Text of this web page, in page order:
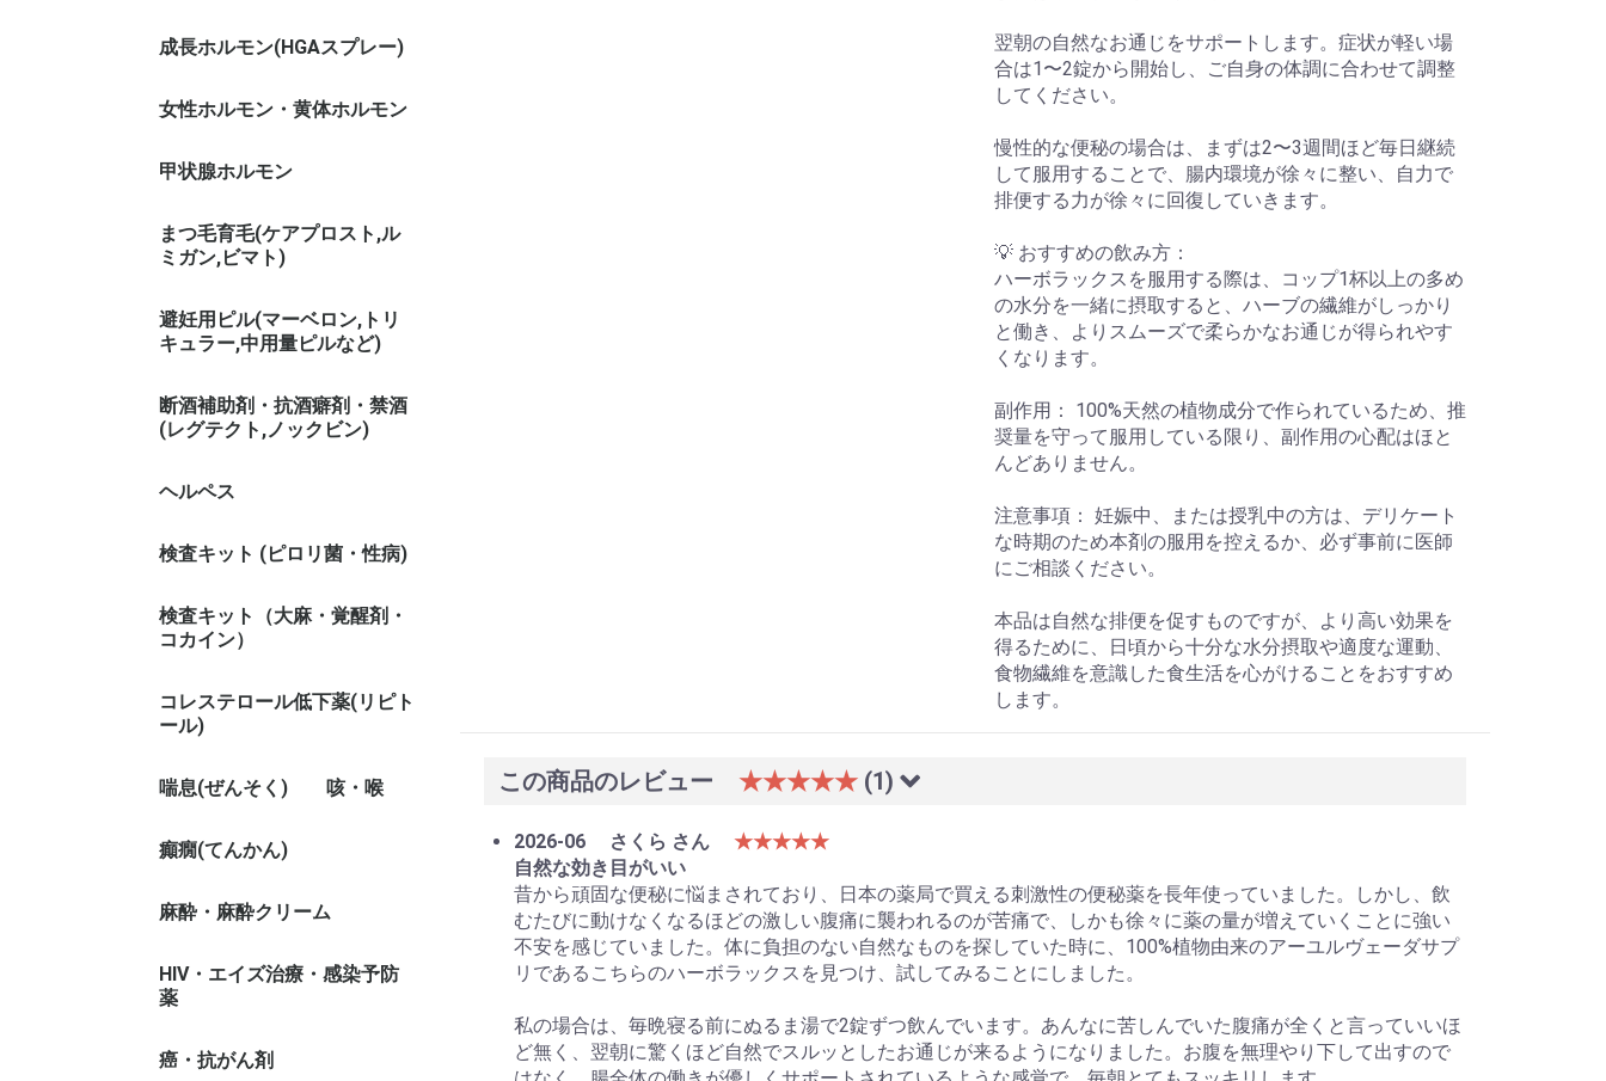
成長ホルモン(HGAスプレー)
女性ホルモン・黄体ホルモン
甲状腺ホルモン
まつ毛育毛(ケアプロスト,ル
ミガン,ビマト)
避妊用ピル(マーベロン,トリ
キュラー,中用量ピルなど)
断酒補助剤・抗酒癖剤・禁酒
(レグテクト,ノックビン)
ヘルペス
検査キット (ピロリ菌・性病)
検査キット（大麻・覚醒剤・
コカイン）
コレステロール低下薬(リピト
ール)
喘息(ぜんそく) 咳・喉
癲癇(てんかん)
麻酔・麻酔クリーム
HIV・エイズ治療・感染予防
薬
癌・抗がん剤
翌朝の自然なお通じをサポートします。症状が軽い場
合は1〜2錠から開始し、ご自身の体調に合わせて調整
してください。
慢性的な便秘の場合は、まずは2〜3週間ほど毎日継続
して服用することで、腸内環境が徐々に整い、自力で
排便する力が徐々に回復していきます。
💡 おすすめの飲み方：
ハーボラックスを服用する際は、コップ1杯以上の多め
の水分を一緒に摂取すると、ハーブの繊維がしっかり
と働き、よりスムーズで柔らかなお通じが得られやす
くなります。
副作用： 100%天然の植物成分で作られているため、推
奨量を守って服用している限り、副作用の心配はほと
んどありません。
注意事項： 妊娠中、または授乳中の方は、デリケート
な時期のため本剤の服用を控えるか、必ず事前に医師
にご相談ください。
本品は自然な排便を促すものですが、より高い効果を
得るために、日頃から十分な水分摂取や適度な運動、
食物繊維を意識した食生活を心がけることをおすすめ
します。
この商品のレビュー ★★★★★ (1)
2026-06 さくら さん
★★★★★
自然な効き目がいい
昔から頑固な便秘に悩まされており、日本の薬局で買える刺激性の便秘薬を長年使っていました。しかし、飲
むたびに動けなくなるほどの激しい腹痛に襲われるのが苦痛で、しかも徐々に薬の量が増えていくことに強い
不安を感じていました。体に負担のない自然なものを探していた時に、100%植物由来のアーユルヴェーダサプ
リであるこちらのハーボラックスを見つけ、試してみることにしました。
私の場合は、毎晩寝る前にぬるま湯で2錠ずつ飲んでいます。あんなに苦しんでいた腹痛が全くと言っていいほ
ど無く、翌朝に驚くほど自然でスルッとしたお通じが来るようになりました。お腹を無理やり下して出すので